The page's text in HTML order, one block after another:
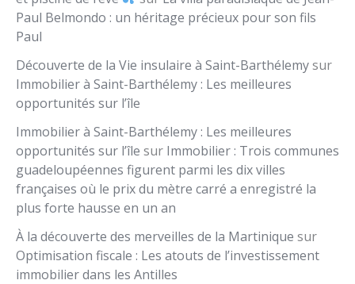
Paul Belmondo : un héritage précieux pour son fils
Paul
Découverte de la Vie insulaire à Saint-Barthélemysur
Immobilier à Saint-Barthélemy : Les meilleures
opportunités sur l’île
Immobilier à Saint-Barthélemy : Les meilleures
opportunités sur l’île sur Immobilier : Trois communes
guadeloupéennes figurent parmi les dix villes
françaises où le prix du mètre carré a enregistré la
plus forte hausse en un an
À la découverte des merveilles de la Martinique sur
Optimisation fiscale : Les atouts de l’investissement
immobilier dans les Antilles